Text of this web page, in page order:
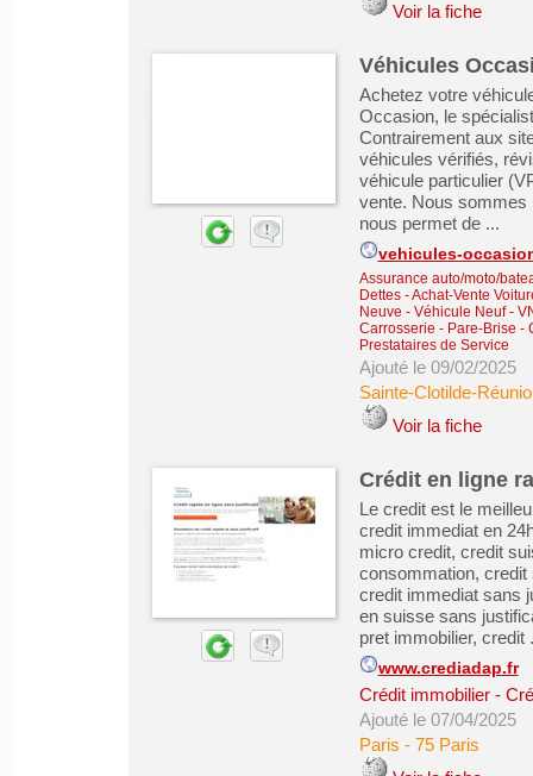
Voir la fiche
Véhicules
Achetez votre
Occasion, le
Contrairement aux
véhicules vérifiés,
véhicule particulier
vente. Nous sommes
nous permet de ...
vehicules-
Assurance auto/moto/
Dettes-Achat-Vente
Neuve - Véhicule Neuf -
Carrosserie - Pare-Brise -
Prestataires de Service
Ajouté le 09/02/2025
Sainte-Clotilde-
Voir la fiche
Crédit en ligne
Le credit est le
credit immediat en
micro credit, credit
consommation,
credit immediat sans
en suisse sans
pret immobilier, credit
www.crediadap.fr
Crédit immobilier-
Ajouté le 07/04/2025
Paris - 75 Paris